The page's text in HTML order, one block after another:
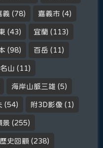
義 (78) 嘉義市 (4)
(43) 宜蘭 (113)
(98) 百岳 (11)
山 (11)
海岸山脈三雄 (5)
(54) 附3D影像 (1)
景 (255)
歷史回顧 (238)